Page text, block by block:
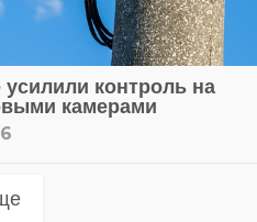
усилили контроль на
камерами